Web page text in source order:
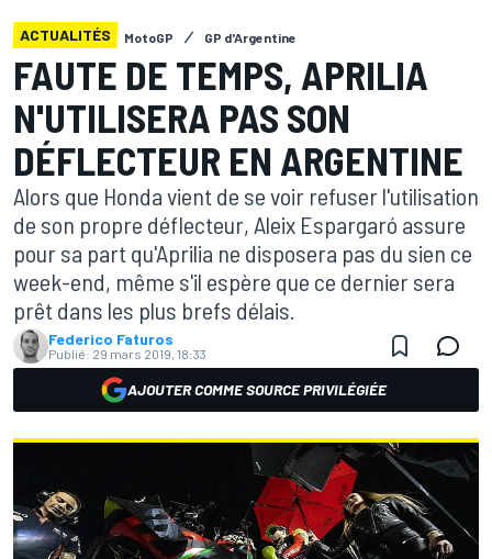
ACTUALITÉS MotoGP GP d'Argentine
FAUTE DE TEMPS, APRILIA
N'UTILISERA PAS SON
DÉFLECTEUR EN ARGENTINE
Alors que Honda vient de se voir refuser l'utilisation
de son propre déflecteur, Aleix Espargaró assure
pour sa part qu'Aprilia ne disposera pas du sien ce
week-end, même s'il espère que ce dernier sera
prêt dans les plus brefs délais.
Federico Faturos
Publié: 29 mars 2019, 18:33
AJOUTER COMME SOURCE PRIVILÉGIÉE